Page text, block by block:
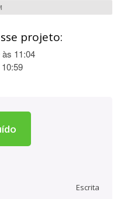
projeto:
às 11:04
Escrita